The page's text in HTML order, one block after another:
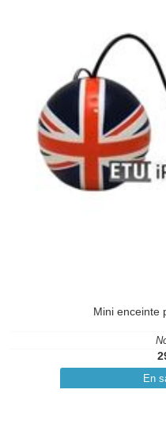
Mini enceinte
En